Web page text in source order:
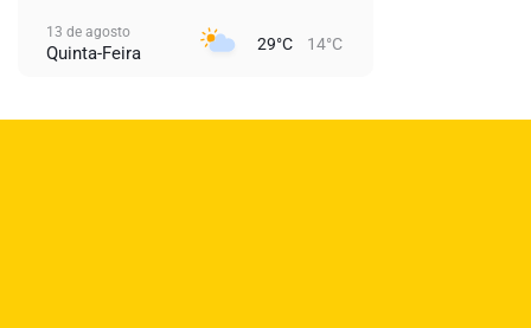
13 de agosto
Quinta-Feira 29°C 14°C